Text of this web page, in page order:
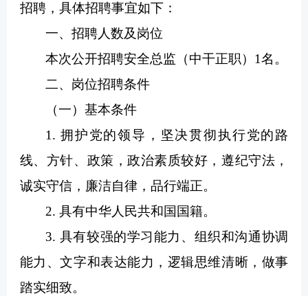
招聘，具体招聘事宜如下：
一、招聘人数及岗位
本次公开招聘安全总监（中干正职）1名。
二、岗位招聘条件
（一）基本条件
1. 拥护党的领导，坚决贯彻执行党的路
线、方针、政策，政治素质较好，遵纪守法，
诚实守信，廉洁自律，品行端正。
2. 具有中华人民共和国国籍。
3. 具有较强的学习能力、组织和沟通协调
能力、文字和表达能力，逻辑思维清晰，做事
踏实细致。